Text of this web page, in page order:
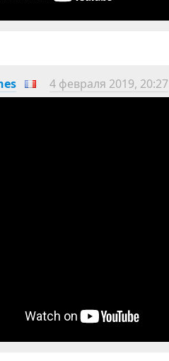
4 февраля 2019, 20:27